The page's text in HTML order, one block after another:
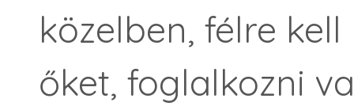
közelben, félre
őket, foglalkozni